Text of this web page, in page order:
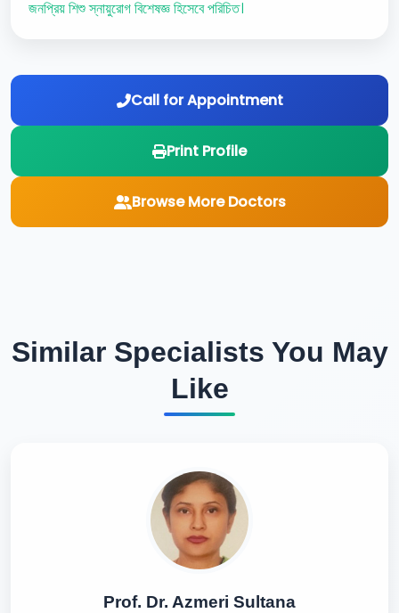
জনপ্রিয় শিশু স্নায়ুরোগ বিশেষজ্ঞ হিসেবে পরিচিত।
Call for Appointment
Print Profile
Browse More Doctors
Similar Specialists You May
Like
Prof. Dr. Azmeri Sultana